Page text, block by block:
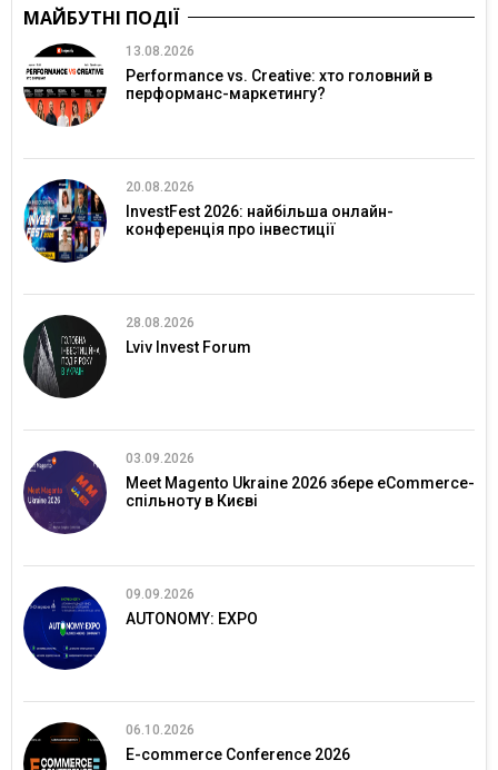
МАЙБУТНІ ПОДІЇ
13.08.2026
Performance vs. Creative: хто головний в
перформанс-маркетингу?
20.08.2026
InvestFest 2026: найбільша онлайн-
конференція про інвестиції
28.08.2026
Lviv Invest Forum
03.09.2026
Meet Magento Ukraine 2026 збере eCommerce-
спільноту в Києві
09.09.2026
AUTONOMY: EXPO
06.10.2026
E-commerce Conference 2026